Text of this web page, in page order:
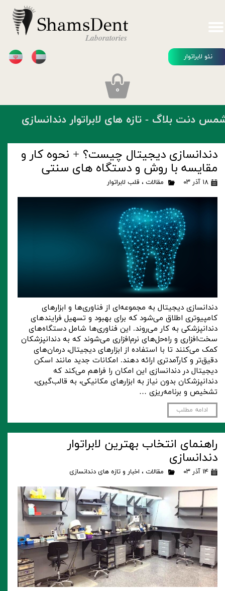
نئو لابراتوار
ShamsDent
Laboratories
۰
دنت بلاگ - تازه های لابراتوار دندانسازی
دندانسازی دیجیتال چیست؟ + نحوه کار و
مقایسه با روش و دستگاه های سنتی
۱۸ آذر ۰۳ مقالات ، قلب لابراتوار
دندانسازی دیجیتال به مجموعه‌ای از فناوری‌ها و ابزارهای
کامپیوتری اطلاق می‌شود که برای بهبود و تسهیل فرایندهای
دندانپزشکی به کار می‌روند. این فناوری‌ها شامل دستگاه‌های
سخت‌افزاری و راه‌حل‌های نرم‌افزاری می‌شوند که به دندانپزشکان
کمک می‌کنند تا با استفاده از ابزارهای دیجیتال، درمان‌های
دقیق‌تر و کارآمدتری ارائه دهند. امکانات جدید مانند اسکن
دیجیتال در دندانسازی این امکان را فراهم می‌کند که
دندانپزشکان بدون نیاز به ابزارهای مکانیکی، به قالب‌گیری،
تشخیص و برنامه‌ریزی …
ادامه مطلب
راهنمای انتخاب بهترین لابراتوار
دندانسازی
۱۴ آذر ۰۳ مقالات ، اخبار و تازه های دندانسازی